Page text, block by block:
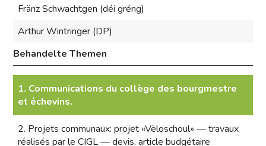
Fränz Schwachtgen (déi gréng)
Arthur Wintringer (DP)
Behandelte Themen
1. Communications du collège des bourgmestre
et échevins.
2. Projets communaux: projet «Vëloschoul» — travaux
réalisés par le CIGL — devis, article budgétaire